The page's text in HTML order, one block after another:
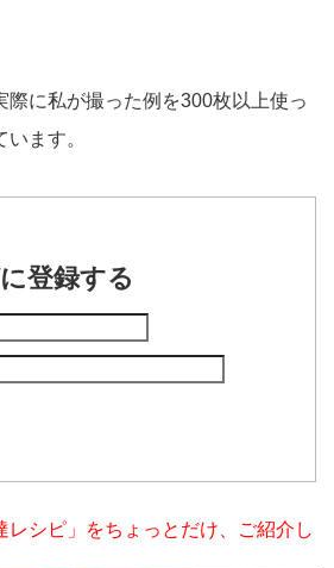
際に私が撮った例を300枚以上使っ
ます。
登録する
レシピ」をちょっとだけ、ご紹介し